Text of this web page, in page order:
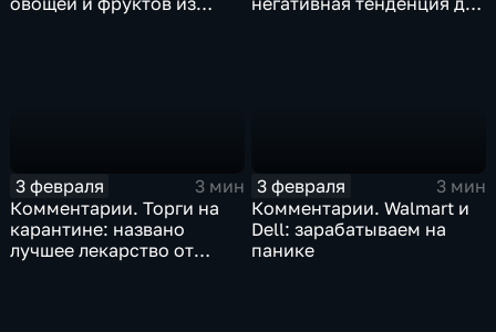
3 февраля
3 мин
Комментарии. Торги на
карантине: названо
лучшее лекарство от
3 февраля
3 мин
Комментарии. Walmart и
Dell: зарабатываем на
панике